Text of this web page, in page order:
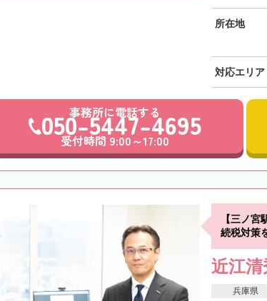
所在地
対応エリア
事務所に電話する
050-5447-4695
受付時間 9:00～17:00
【三ノ
続税対策
近江
兵庫県